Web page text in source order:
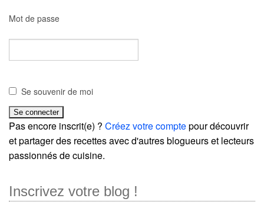
Mot de passe
Se souvenir de moi
Pas encore inscrit(e) ? Créez votre comptepour découvrir
et partager des recettes avec d'autres blogueurs et lecteurs
passionnés de cuisine.
Inscrivez votre blog !